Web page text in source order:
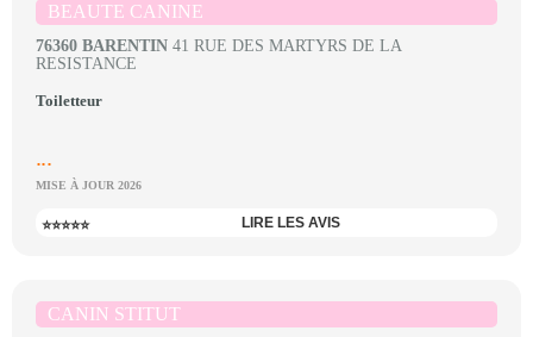
BEAUTE CANINE
76360 BARENTIN 41 RUE DES MARTYRS DE LA
RESISTANCE
Toiletteur
...
MISE À JOUR 2026
⭐⭐⭐⭐⭐ LIRE LES AVIS
CANIN STITUT